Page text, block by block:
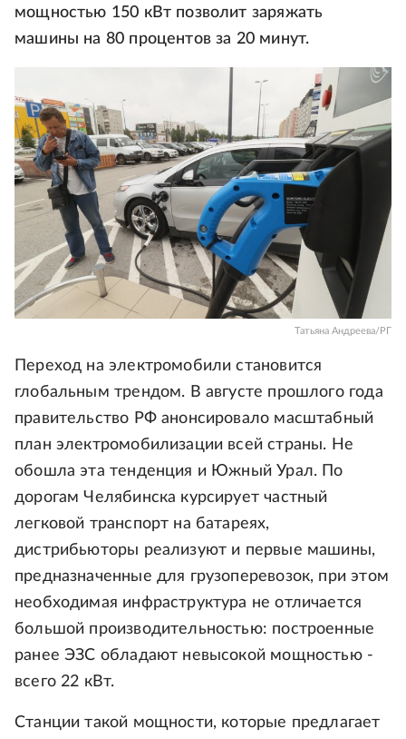
мощностью 150 кВт позволит заряжать
машины на 80 процентов за 20 минут.
Татьяна Андреева/РГ
Переход на электромобили становится
глобальным трендом. В августе прошлого года
правительство РФ анонсировало масштабный
план электромобилизации всей страны. Не
обошла эта тенденция и Южный Урал. По
дорогам Челябинска курсирует частный
легковой транспорт на батареях,
дистрибьюторы реализуют и первые машины,
предназначенные для грузоперевозок, при этом
необходимая инфраструктура не отличается
большой производительностью: построенные
ранее ЭЗС обладают невысокой мощностью -
всего 22 кВт.
Станции такой мощности, которые предлагает